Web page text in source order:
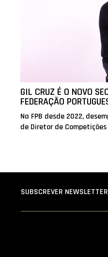
GIL CRUZ É O NOVO
FEDERAÇÃO
Na FPB desde 2022,
de Diretor de Competições
SUBSCREVER NEWSLETTER